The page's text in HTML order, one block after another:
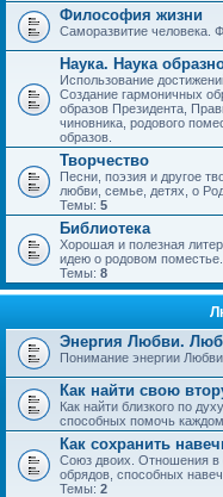
Философия жизни
Саморазвитие человека.
Наука. Наука
Использование
Создание гармоничных
образов Президента,
чиновника, родового
образов.
Творчество
Песни, поэзия и другое
любви, семье, детях, о
Темы: 5
Библиотека
Хорошая и полезная
идею о родовом поместье.
Темы: 8
Энергия Любви.
Понимание энергии
Как найти свою
Как найти близкого по
способных помочь
Как сохранить
Союз двоих. Отношения в
обрядов, способных
Темы: 2